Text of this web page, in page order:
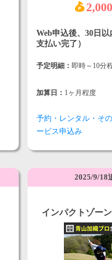
Web申込後、30日
支払い完了）
予定明細： 即時～10分
加算日： 1ヶ月程度
予約・レンタル・そ
ービス申込み
2025/9/18
インパクトゾー